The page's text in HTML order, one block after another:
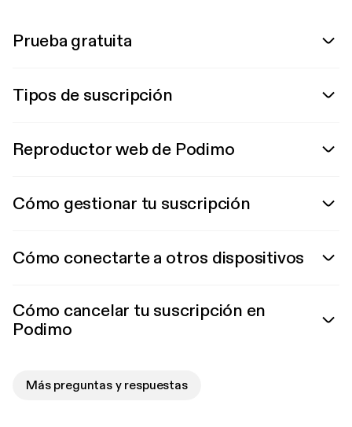
Prueba gratuita
Tipos de suscripción
Reproductor web de Podimo
Cómo gestionar tu suscripción
Cómo conectarte a otros dispositivos
Cómo cancelar tu suscripción en
Podimo
Más preguntas y respuestas